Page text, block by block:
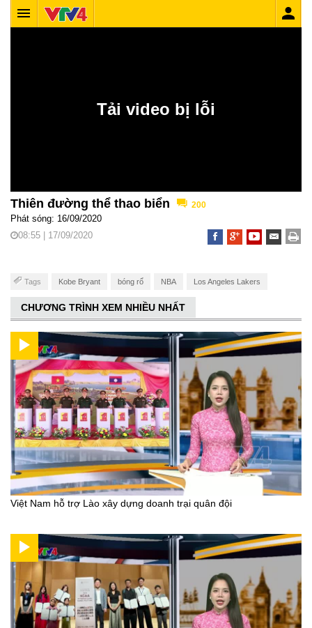
Thiên đường thể thao biển 200
Phát sóng: 16/09/2020
08:55 | 17/09/2020
Tags Kobe Bryant bóng rổ NBA Los Angeles Lakers
CHƯƠNG TRÌNH XEM NHIỀU NHẤT
Việt Nam hỗ trợ Lào xây dựng doanh trại quân đội